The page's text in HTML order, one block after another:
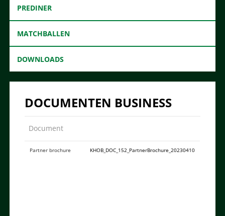
PREDINER
MATCHBALLEN
DOWNLOADS
DOCUMENTEN BUSINESS
Document
Partner brochure KHOB_DOC_152_PartnerBrochure_20230410